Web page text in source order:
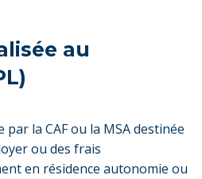
au
par la CAF ou la MSA destinée
ou des frais
en résidence autonomie ou